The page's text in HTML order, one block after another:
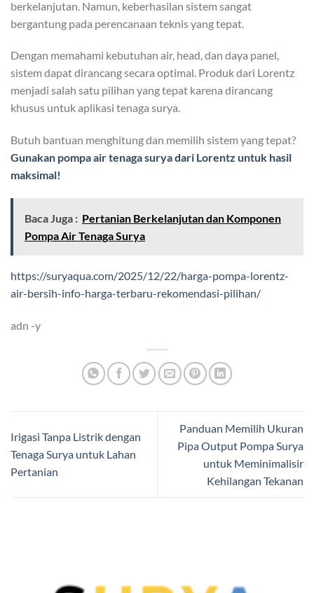
berkelanjutan. Namun, keberhasilan sistem sangat
bergantung pada perencanaan teknis yang tepat.
Dengan memahami kebutuhan air, head, dan daya panel,
sistem dapat dirancang secara optimal. Produk dari Lorentz
menjadi salah satu pilihan yang tepat karena dirancang
khusus untuk aplikasi tenaga surya.
Butuh bantuan menghitung dan memilih sistem yang tepat?
Gunakan pompa air tenaga surya dari Lorentz untuk hasil
maksimal!
Baca Juga : Pertanian Berkelanjutan dan Komponen
Pompa Air Tenaga Surya
https://suryaqua.com/2025/12/22/harga-pompa-lorentz-
air-bersih-info-harga-terbaru-rekomendasi-pilihan/
adn -y
Irigasi Tanpa Listrik dengan
Tenaga Surya untuk Lahan
Pertanian
Panduan Memilih Ukuran
Pipa Output Pompa Surya
untuk Meminimalisir
Kehilangan Tekanan